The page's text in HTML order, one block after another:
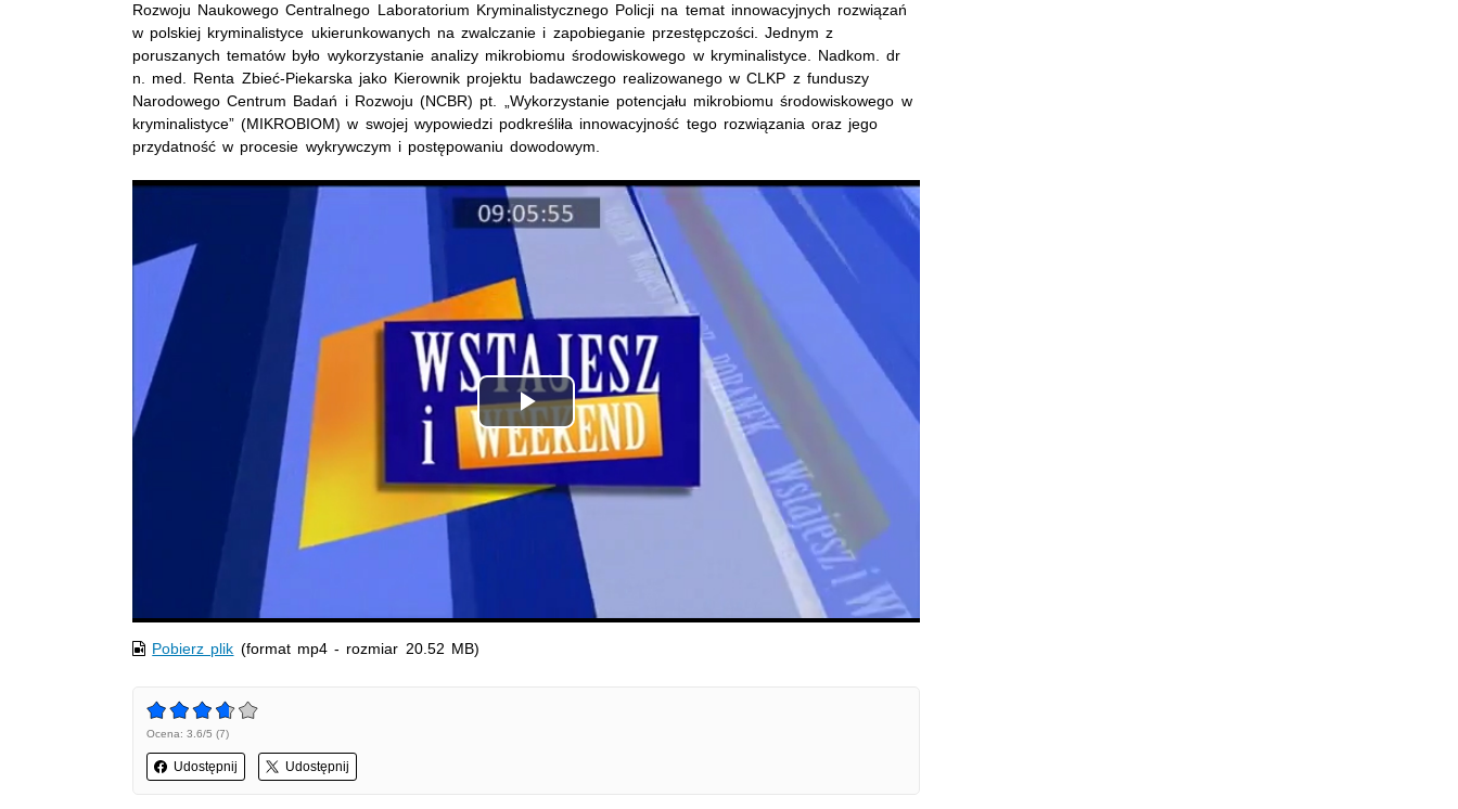
Rozwoju Naukowego Centralnego Laboratorium Kryminalistycznego Policji na temat innowacyjnych rozwiązań
w polskiej kryminalistyce ukierunkowanych na zwalczanie i zapobieganie przestępczości. Jednym z
poruszanych tematów było wykorzystanie analizy mikrobiomu środowiskowego w kryminalistyce. Nadkom. dr
n. med. Renta Zbieć-Piekarska jako Kierownik projektu badawczego realizowanego w CLKP z funduszy
Narodowego Centrum Badań i Rozwoju (NCBR) pt. „Wykorzystanie potencjału mikrobiomu środowiskowego w
kryminalistyce” (MIKROBIOM) w swojej wypowiedzi podkreśliła innowacyjność tego rozwiązania oraz jego
przydatność w procesie wykrywczym i postępowaniu dowodowym.
Odtwórz
wideo
Pobierz plik (format mp4 - rozmiar 20.52 MB)
Ocena: 3.6/5 (7)
Udostępnij Udostępnij